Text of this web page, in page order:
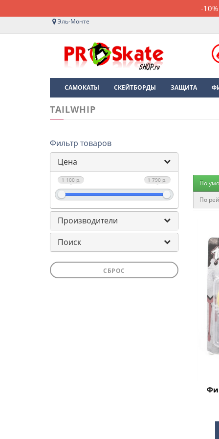
-
Эль-Монте
САМОКАТЫ СКЕЙТБОРДЫ ЗАЩИТА
TAILWHIP
Фильтр товаров
Цена
1 100 р. 1 790 р.
Производители
Поиск
СБРОС
По
По